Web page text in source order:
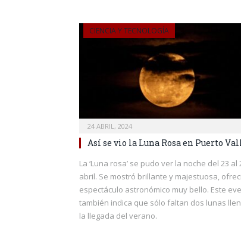
CIENCIA Y TECNOLOGÍA
24 ABRIL, 2024
Así se vio la Luna Rosa en Puerto
La ‘Luna rosa’ se pudo ver la noche del 23 al
abril. Se mostró brillante y majestuosa,
espectáculo astronómico muy bello. Este
también indica que sólo faltan dos lunas
la llegada del verano.